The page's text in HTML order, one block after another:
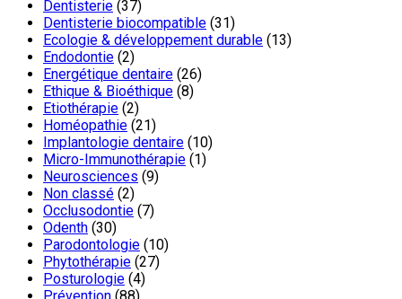
Dentisterie (37)
Dentisterie biocompatible (31)
Ecologie & développement durable (13)
Endodontie (2)
Energétique dentaire (26)
Ethique & Bioéthique (8)
Etiothérapie (2)
Homéopathie (21)
Implantologie dentaire (10)
Micro-Immunothérapie (1)
Neurosciences (9)
Non classé (2)
Occlusodontie (7)
Odenth (30)
Parodontologie (10)
Phytothérapie (27)
Posturologie (4)